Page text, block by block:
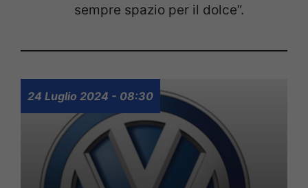
sempre spazio per il dolce”.
24 Luglio 2024 - 08:30